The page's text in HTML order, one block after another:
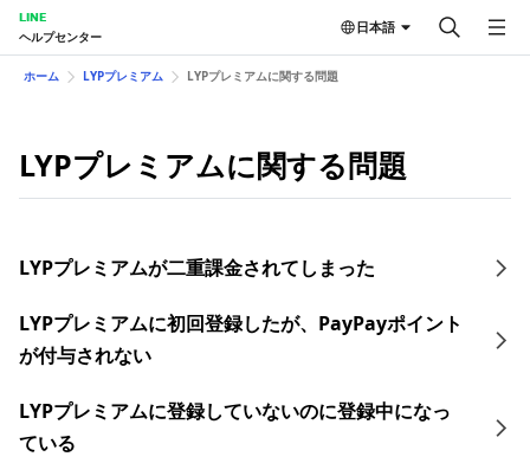
LINE
ヘルプセンター
日本語
ホーム LYPプレミアム LYPプレミアムに関する問題
LYPプレミアムに関する問題
LYPプレミアムが二重課金されてしまった
LYPプレミアムに初回登録したが、PayPayポイント
が付与されない
LYPプレミアムに登録していないのに登録中になっ
ている